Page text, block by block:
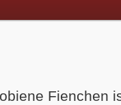
Fienchen